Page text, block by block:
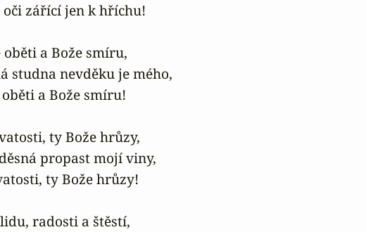
oči zářící jen k hříchu!
oběti a Bože smíru,
studna nevděku je mého,
oběti a Bože smíru!
ty Bože hrůzy,
propast mojí viny,
ty Bože hrůzy!
radosti a štěstí,